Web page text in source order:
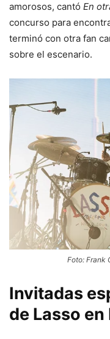
amorosos, cantó En
concurso para
terminó con otra fan
sobre el escenario.
Foto: Frank
Invitadas
de Lasso